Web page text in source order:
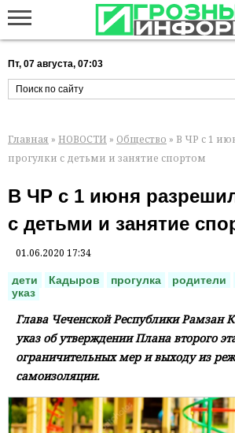
Пт, 07 августа, 07:03
Главная » НОВОСТИ » Общество » В ЧР с 1
прогулки с детьми и занятие спортом
В ЧР с 1 июня
с детьми и занятие
01.06.2020 17:34
дети Кадыров прогулка родители
указ
Глава Чеченской Республики Рамзан
указ об утверждении Плана второго
ограничительных мер и выходу из
самоизоляции.